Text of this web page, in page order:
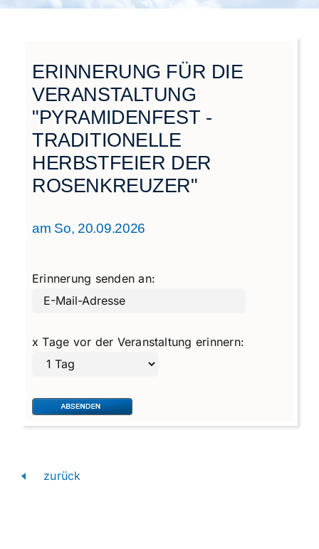
Städtegruppen Schweiz
ERINNERUNG FÜR DIE
VERANSTALTUNG
"PYRAMIDENFEST -
TRADITIONELLE
HERBSTFEIER DER
ROSENKREUZER"
am So, 20.09.2026
Erinnerung senden an:
x Tage vor der Veranstaltung erinnern:
zurück